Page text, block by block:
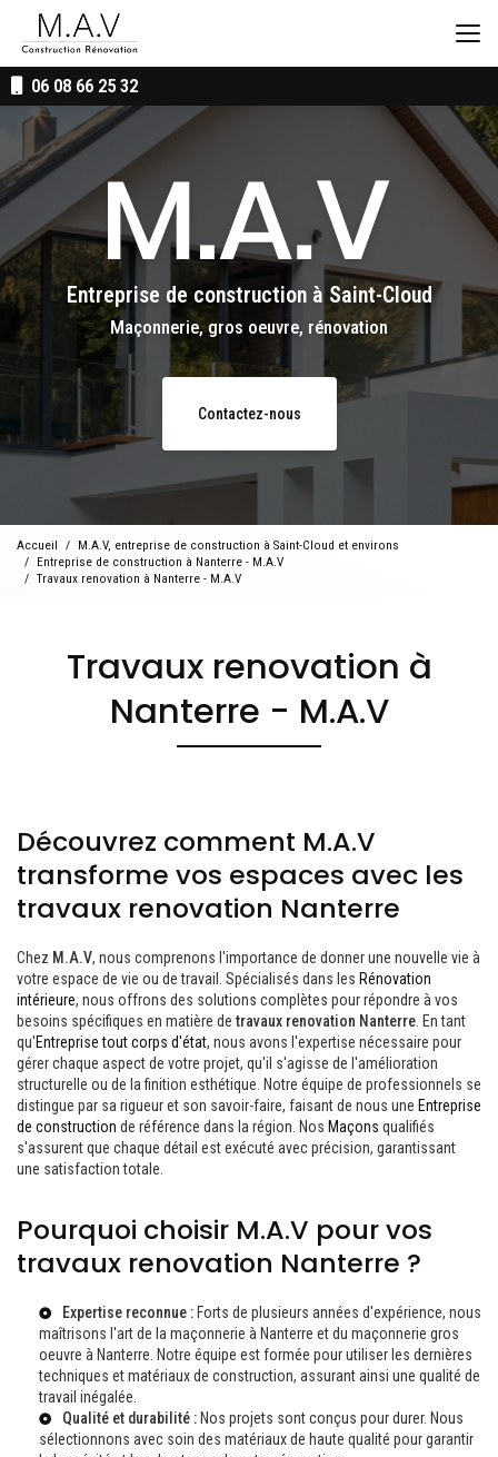
contenu
principal
06 08 66 25 32
Entreprise de construction à Saint-Cloud
Maçonnerie, gros oeuvre, rénovation
Contactez-nous
Accueil
M.A.V, entreprise de construction à Saint-Cloud et environs
Entreprise de construction à Nanterre - M.A.V
Travaux renovation à Nanterre - M.A.V
Travaux renovation à
Nanterre - M.A.V
Découvrez comment M.A.V
transforme vos espaces avec les
travaux renovation Nanterre
Chez M.A.V, nous comprenons l'importance de donner une nouvelle vie à
votre espace de vie ou de travail. Spécialisés dans les Rénovation
intérieure, nous offrons des solutions complètes pour répondre à vos
besoins spécifiques en matière de travaux renovation Nanterre . En tant
qu'Entreprise tout corps d'état, nous avons l'expertise nécessaire pour
gérer chaque aspect de votre projet, qu'il s'agisse de l'amélioration
structurelle ou de la finition esthétique. Notre équipe de professionnels se
distingue par sa rigueur et son savoir-faire, faisant de nous une Entreprise
de construction de référence dans la région. Nos Maçons qualifiés
s'assurent que chaque détail est exécuté avec précision, garantissant
une satisfaction totale.
Pourquoi choisir M.A.V pour vos
travaux renovation Nanterre ?
Expertise reconnue : Forts de plusieurs années d'expérience, nous
maîtrisons l'art de la maçonnerie à Nanterre et du maçonnerie gros
oeuvre à Nanterre . Notre équipe est formée pour utiliser les dernières
techniques et matériaux de construction, assurant ainsi une qualité de
travail inégalée.
Qualité et durabilité : Nos projets sont conçus pour durer. Nous
sélectionnons avec soin des matériaux de haute qualité pour garantir